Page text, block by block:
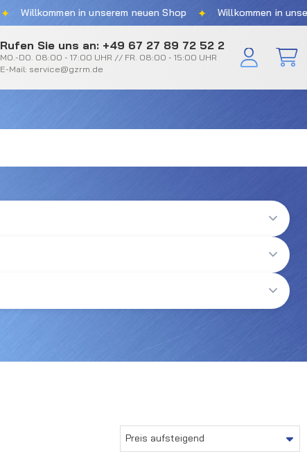
Willkommen in unserem neuen Shop ✦ Willkommen in
Rufen Sie uns an: +49 67 27 89 72 52 2
MO.-DO. 08:00 - 17:00 UHR // FR. 08:00 - 15:00 UHR
E-Mail: service@gzrm.de